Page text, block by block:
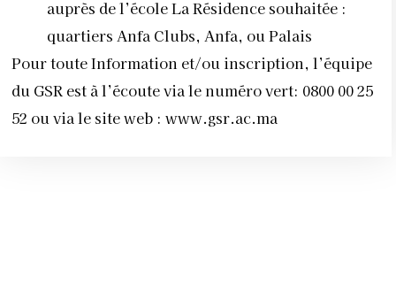
auprès de l’école La Résidence souhaitée :
quartiers Anfa Clubs, Anfa, ou Palais
Pour toute Information et/ou inscription, l’équipe
du GSR est à l’écoute via le numéro vert: 0800 00 25
52 ou via le site web : www.gsr.ac.ma